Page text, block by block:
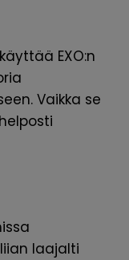
EXO:n
Vaikka se
laajalti